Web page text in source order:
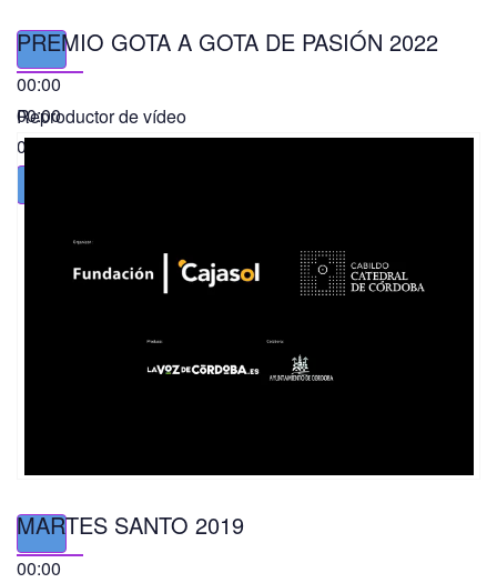
00:00
00:00
01:49
PREMIO GOTA A GOTA DE PASIÓN 2022
Reproductor de vídeo
00:00
MARTES SANTO 2019